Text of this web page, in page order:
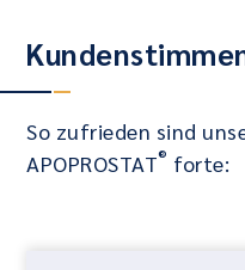
So zufrieden sind
APOPROSTAT® forte: